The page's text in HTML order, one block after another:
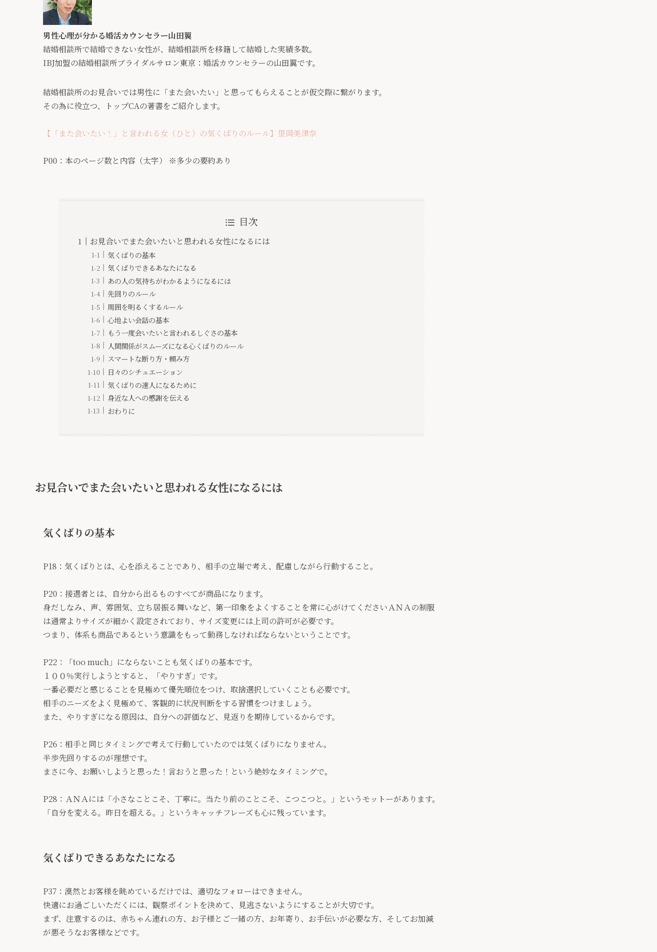
男性心理が分かる婚活カウンセラー山田翼
結婚相談所で結婚できない女性が、結婚相談所を移籍して結婚した実績多数。
IBJ加盟の結婚相談所ブライダルサロン東京：婚活カウンセラーの山田翼です。
結婚相談所のお見合いでは男性に「また会いたい」と思ってもらえることが仮交際に繋がります。
その為に役立つ、トップCAの著書をご紹介します。
【「また会いたい！」と言われる女（ひと）の気くばりのルール】里岡美津奈
P00：本のページ数と内容（太字） ※多少の要約あり
目次
お見合いでまた会いたいと思われる女性になるには
気くばりの基本
気くばりできるあなたになる
あの人の気持ちがわかるようになるには
先回りのルール
周囲を明るくするルール
心地よい会話の基本
もう一度会いたいと言われるしぐさの基本
人間関係がスムーズになる心くばりのルール
スマートな断り方・頼み方
日々のシチュエーション
気くばりの達人になるために
身近な人への感謝を伝える
おわりに
お見合いでまた会いたいと思われる女性になるには
気くばりの基本
P18：気くばりとは、心を添えることであり、相手の立場で考え、配慮しながら行動すること。
P20：接遇者とは、自分から出るものすべてが商品になります。
身だしなみ、声、雰囲気、立ち居振る舞いなど、第一印象をよくすることを常に心がけてくださいＡＮＡの制服
は通常よりサイズが細かく設定されており、サイズ変更には上司の許可が必要です。
つまり、体系も商品であるという意識をもって勤務しなければならないということです。
P22：「too much」にならないことも気くばりの基本です。
１００％実行しようとすると、「やりすぎ」です。
一番必要だと感じることを見極めて優先順位をつけ、取捨選択していくことも必要です。
相手のニーズをよく見極めて、客観的に状況判断をする習慣をつけましょう。
また、やりすぎになる原因は、自分への評価など、見返りを期待しているからです。
P26：相手と同じタイミングで考えて行動していたのでは気くばりになりません。
半歩先回りするのが理想です。
まさに今、お願いしようと思った！言おうと思った！という絶妙なタイミングで。
P28：ＡＮＡには「小さなことこそ、丁寧に。当たり前のことこそ、こつこつと。」というモットーがあります。
「自分を変える。昨日を超える。」というキャッチフレーズも心に残っています。
気くばりできるあなたになる
P37：漠然とお客様を眺めているだけでは、適切なフォローはできません。
快適にお過ごしいただくには、観察ポイントを決めて、見逃さないようにすることが大切です。
まず、注意するのは、赤ちゃん連れの方、お子様とご一緒の方、お年寄り、お手伝いが必要な方、そしてお加減
が悪そうなお客様などです。